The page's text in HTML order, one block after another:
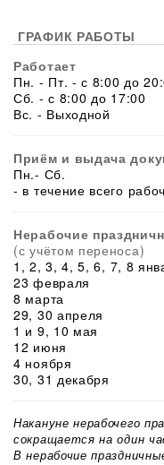
ГРАФИК РАБОТЫ
Работает
Пн. - Пт. - с 8:00 до
Сб. - с 8:00 до 17:00
Вс. - Выходной
Приём и выдача
Пн.- Сб.
- в течение всего
Нерабочие
(с учётом переноса)
1, 2, 3, 4, 5, 6, 7, 8
23 февраля
8 марта
29, 30 апреля
1 и 9, 10 мая
12 июня
4 ноября
30, 31 декабря
Накануне нерабочего
сокращается на один
В нерабочие